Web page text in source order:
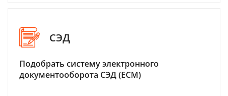
СЭД
Подобрать систему электронного
документооборота СЭД (ECM)